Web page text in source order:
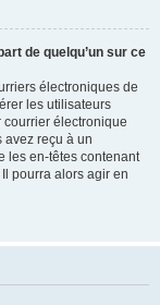
de quelqu’un sur ce
électroniques de
les utilisateurs
courrier électronique
reçu à un
les en-têtes contenant
pourra alors agir en